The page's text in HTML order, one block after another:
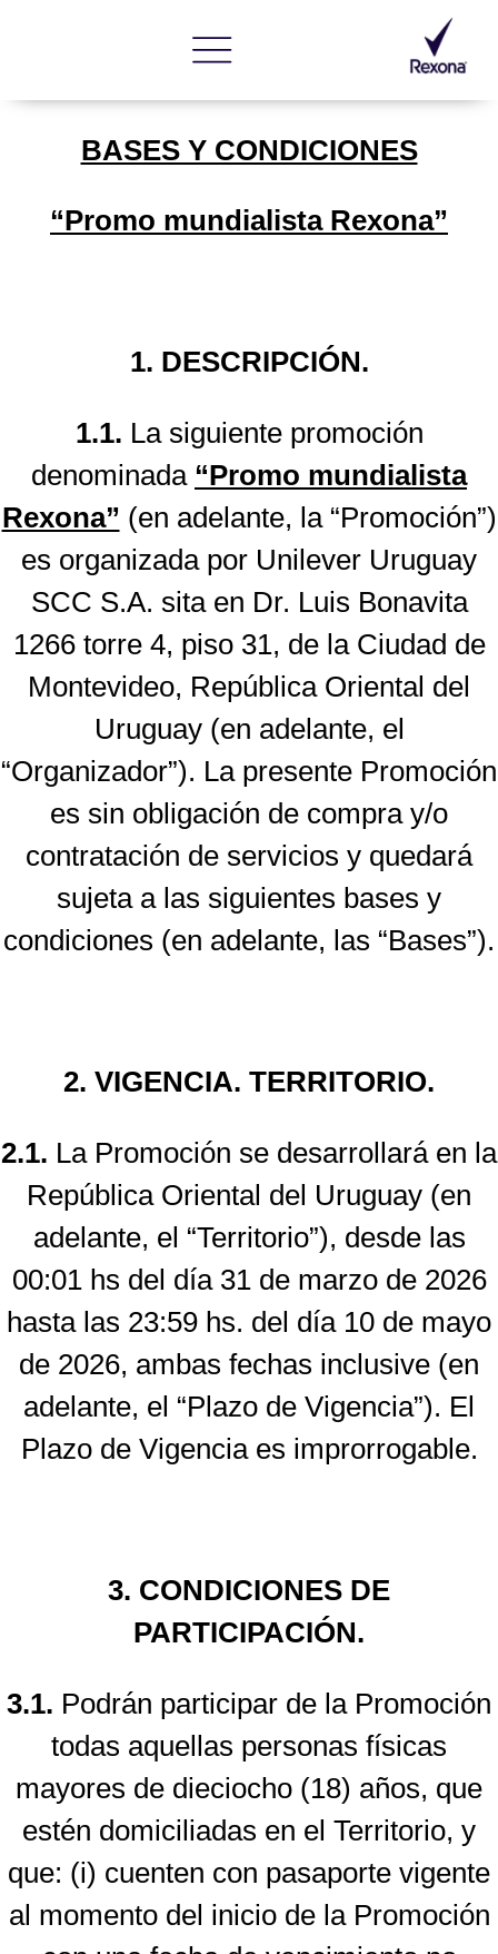
BASES Y CONDICIONES
“Promo mundialista Rexona”
1. DESCRIPCIÓN.
1.1. La siguiente promoción
denominada “Promo mundialista
Rexona” (en adelante, la “Promoción”)
es organizada por Unilever Uruguay
SCC S.A. sita en Dr. Luis Bonavita
1266 torre 4, piso 31, de la Ciudad de
Montevideo, República Oriental del
Uruguay (en adelante, el
“Organizador”). La presente Promoción
es sin obligación de compra y/o
contratación de servicios y quedará
sujeta a las siguientes bases y
condiciones (en adelante, las “Bases”).
2. VIGENCIA. TERRITORIO.
2.1. La Promoción se desarrollará en la
República Oriental del Uruguay (en
adelante, el “Territorio”), desde las
00:01 hs del día 31 de marzo de 2026
hasta las 23:59 hs. del día 10 de mayo
de 2026, ambas fechas inclusive (en
adelante, el “Plazo de Vigencia”). El
Plazo de Vigencia es improrrogable.
3. CONDICIONES DE
PARTICIPACIÓN.
3.1. Podrán participar de la Promoción
todas aquellas personas físicas
mayores de dieciocho (18) años, que
estén domiciliadas en el Territorio, y
que: (i) cuenten con pasaporte vigente
al momento del inicio de la Promoción